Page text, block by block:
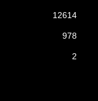
12614
978
2